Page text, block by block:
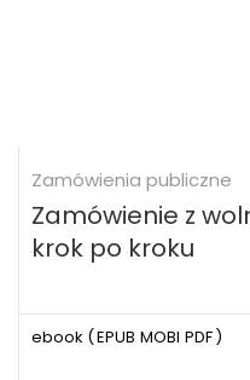
Zamówienia publiczne
Zamówienie z
krok po kroku
ebook (EPUB MOBI PDF)